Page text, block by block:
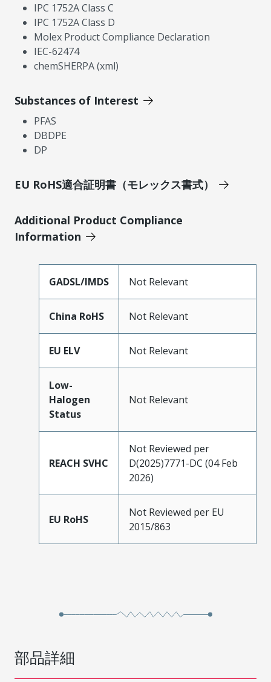
IPC 1752A Class C
IPC 1752A Class D
Molex Product Compliance Declaration
IEC-62474
chemSHERPA (xml)
Substances of Interest
PFAS
DBDPE
DP
EU RoHS適合証明書（モレックス書式）
Additional Product Compliance
Information
GADSL/IMDS Not Relevant
China RoHS Not Relevant
EU ELV Not Relevant
Low-
Halogen
Status
Not Relevant
REACH SVHC
Not Reviewed per
D(2025)7771-DC (04 Feb
2026)
EU RoHS
Not Reviewed per EU
2015/863
部品詳細